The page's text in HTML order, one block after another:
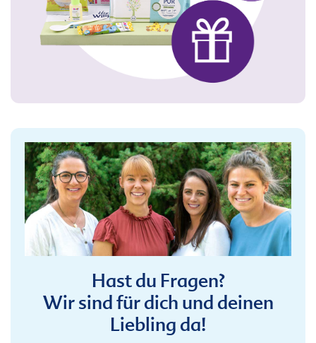
Hast du Fragen?
Wir sind für dich und deinen
Liebling da!